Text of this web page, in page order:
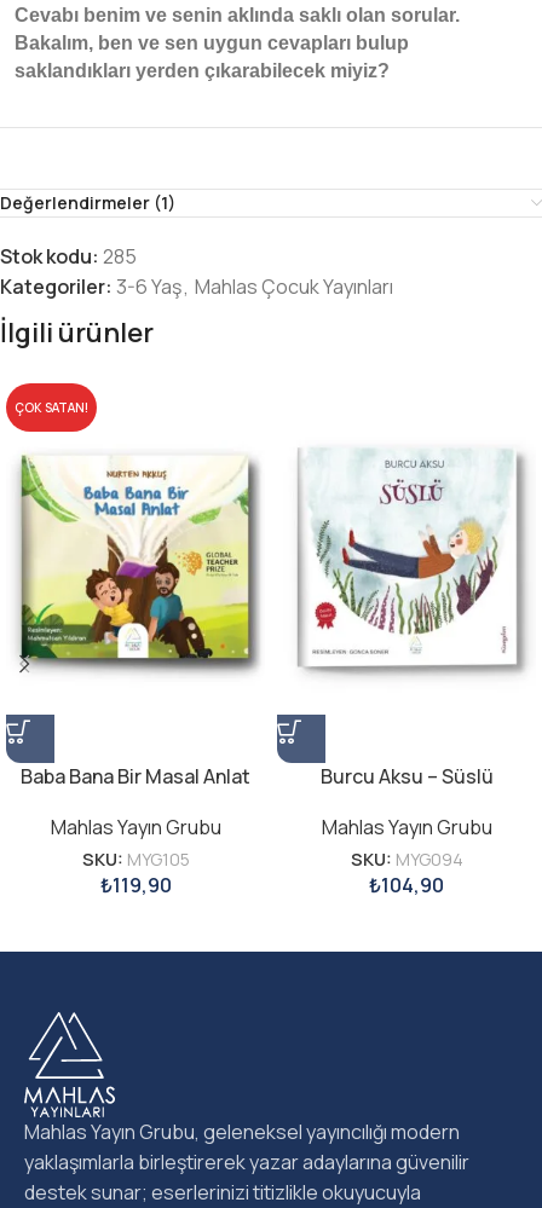
Cevabı benim ve senin aklında saklı olan sorular.
Bakalım, ben ve sen uygun cevapları bulup
saklandıkları yerden çıkarabilecek miyiz?
Değerlendirmeler (1)
Stok kodu: 285
Kategoriler: 3-6 Yaş, Mahlas Çocuk Yayınları
İlgili ürünler
ÇOK SATAN!
Baba Bana Bir Masal Anlat
Mahlas Yayın Grubu
SKU: MYG105
₺119,90
Burcu Aksu – Süslü
Mahlas Yayın Grubu
SKU: MYG094
₺104,90
Mahlas Yayın Grubu, geleneksel yayıncılığı modern
yaklaşımlarla birleştirerek yazar adaylarına güvenilir
destek sunar; eserlerinizi titizlikle okuyucuyla